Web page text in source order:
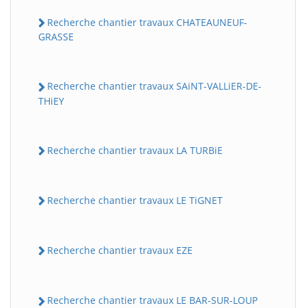
Recherche chantier travaux CHATEAUNEUF-
GRASSE
Recherche chantier travaux SAiNT-VALLiER-DE-
THiEY
Recherche chantier travaux LA TURBiE
Recherche chantier travaux LE TiGNET
Recherche chantier travaux EZE
Recherche chantier travaux LE BAR-SUR-LOUP